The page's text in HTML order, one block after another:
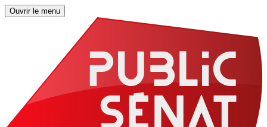
Ouvrir le menu